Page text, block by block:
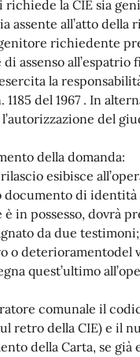
richiede la CIE sia
assente all’atto della
richiedente
assenso all’espatrio
la
1185 del 1967 . In
del
della domanda:
esibisce
documento di identità
in possesso, dovrà
da due testimoni;
o deterioramentodel
quest’ultimo
comunale il
retro della CIE) e il
della Carta, se già